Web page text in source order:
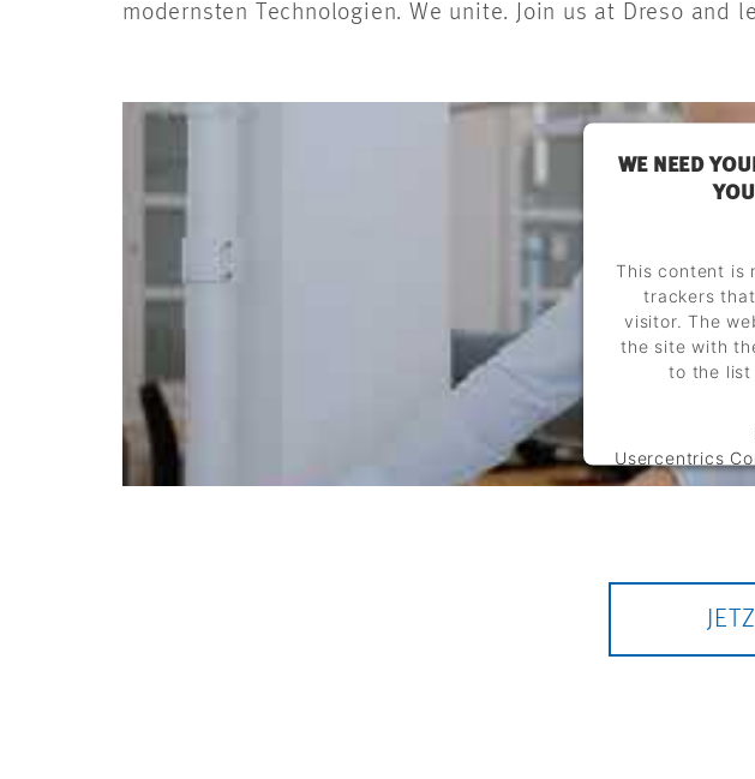
modernsten Technologien. We unite. Join us at Dreso and
WE NEED
This content is
trackers
visitor. The
the site with
to the list
Usercentrics